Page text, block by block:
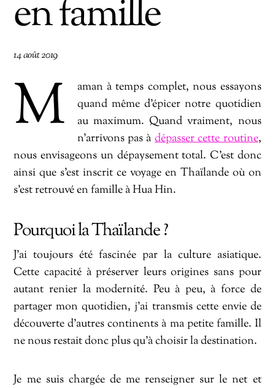
en famille
14 août 2019
M
aman à temps complet, nous essayons
quand même d’épicer notre quotidien
au maximum. Quand vraiment, nous
n’arrivons pas àdépasser cette routine,
nous envisageons un dépaysement total. C’est donc
ainsi que s’est inscrit ce voyage en Thaïlande où on
s’est retrouvé en famille à Hua Hin.
Pourquoi la Thaïlande ?
J’ai toujours été fascinée par la culture asiatique.
Cette capacité à préserver leurs origines sans pour
autant renier la modernité. Peu à peu, à force de
partager mon quotidien, j’ai transmis cette envie de
découverte d’autres continents à ma petite famille. Il
ne nous restait donc plus qu’à choisir la destination.
Je me suis chargée de me renseigner sur le net et